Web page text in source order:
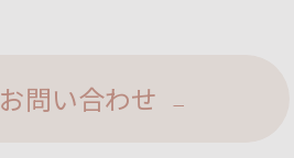
お問い合わせ